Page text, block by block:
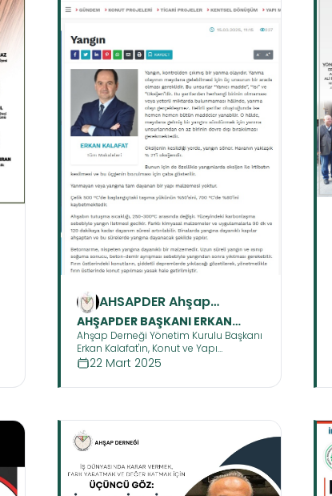
AHSAPDER Ahşap
Sanayicileri ve
Profesyonelleri Derneği
AHŞAPDER BAŞKANI ERKAN
KALAFAT'IN MART AYI MAKALESİ
Ahşap Derneği Yönetim Kurulu Başkanı
Erkan Kalafat'ın, Konut ve Yapı
Gazetesindeki köşesinde, güncel
22 Mart 2025